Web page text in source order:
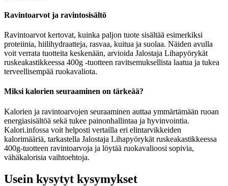
Ravintoarvot ja ravintosisältö
Ravintoarvot kertovat, kuinka paljon tuote sisältää esimerkiksi
proteiinia, hiilihydraatteja, rasvaa, kuitua ja suolaa. Näiden avulla
voit verrata tuotteita keskenään, arvioida Jalostaja Lihapyörykät
ruskeakastikkeessa 400g -tuotteen ravitsemuksellista laatua ja tukea
terveellisempää ruokavaliota.
Miksi kalorien seuraaminen on tärkeää?
Kalorien ja ravintoarvojen seuraaminen auttaa ymmärtämään ruoan
energiasisältöä sekä tukee painonhallintaa ja hyvinvointia.
Kalori.infossa voit helposti vertailla eri elintarvikkeiden
kalorimääriä, tarkastella Jalostaja Lihapyörykät ruskeakastikkeessa
400g-tuotteen ravintoarvoja ja löytää ruokavalioosi sopivia,
vähäkalorisia vaihtoehtoja.
Usein kysytyt kysymykset